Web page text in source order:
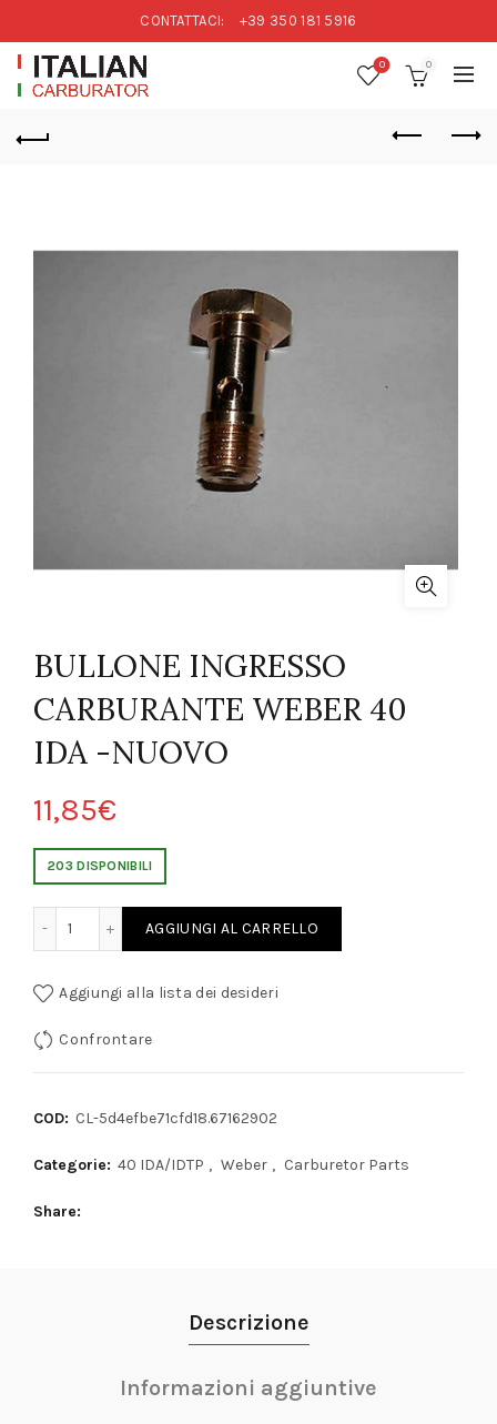
CONTATTACI: +39 350 181 5916
0 0
BULLONE INGRESSO
CARBURANTE WEBER 40
IDA -NUOVO
11,85€
203 DISPONIBILI
AGGIUNGI AL CARRELLO
Aggiungi alla lista dei desideri
Confrontare
COD: CL-5d4efbe71cfd18.67162902
Categorie: 40 IDA/IDTP , Weber , Carburetor Parts
Share
Descrizione
Informazioni aggiuntive